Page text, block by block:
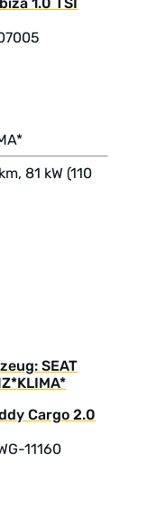
81 kW (110
SEAT
11160